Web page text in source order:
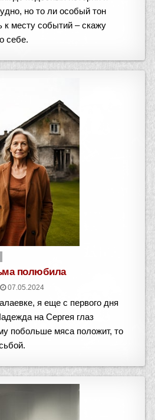
но то ли особый тон
к месту событий – скажу
себе.
полюбила
07.05.2024
я еще с первого дня
на Сергея глаз
побольше мяса положит, то